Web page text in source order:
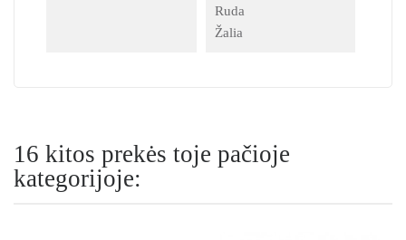
Ruda
Žalia
16 kitos prekės toje pačioje
kategorijoje: